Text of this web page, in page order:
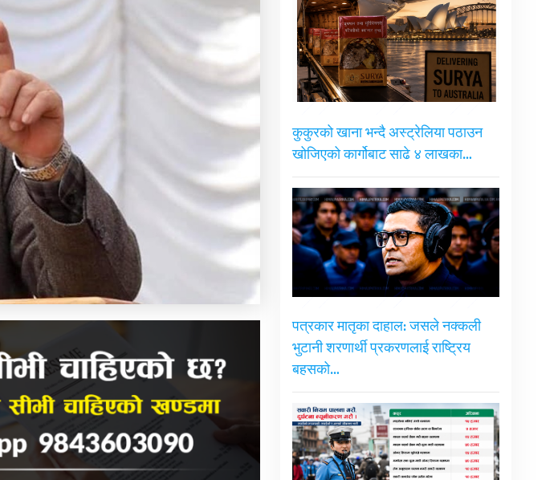
कुकुरको खाना भन्दै अस्ट्रेलिया पठाउन
खोजिएको कार्गोबाट साढे ४ लाखका…
पत्रकार मातृका दाहाल: जसले नक्कली
भुटानी शरणार्थी प्रकरणलाई राष्ट्रिय
बहसको…